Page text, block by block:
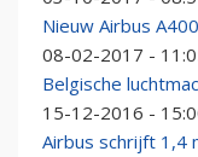
Nieuw Airbus
08-02-2017 -
Belgische
15-12-2016 -
Airbus schrijft 1,4